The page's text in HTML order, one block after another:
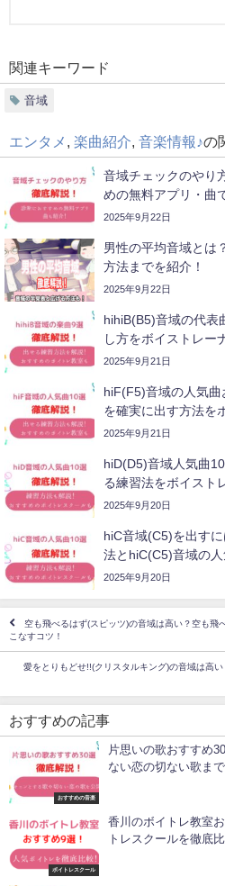
関連キーワード
音域
エンタメ 楽曲紹介 音楽情報♪の
音域チェックのやり
めの無料アプリ・曲
2025年9月22日
男性の平均音域とは
方法までを紹介！
2025年9月22日
hihiB(B5)音域の代表
し方をボイストレー
2025年9月21日
hiF(F5)音域の人気
を確実に出す方法を
2025年9月21日
hiD(D5)音域人気曲
る練習法をボイスト
2025年9月20日
hiC音域(C5)を出す
法とhiC(C5)音域の人
2025年9月20日
空も飛べるはず(スピッツ)の音域は高い？空も飛
こなすコツ！
愛をとりもどせ!!(クリスタルキング)の音域は高
おすすめの記事
おすすめの音楽
片思いの歌おすすめ
ない恋の切ない歌ま
ボイトレスクール
香川のボイトレ教室
トレスクールを徹底比